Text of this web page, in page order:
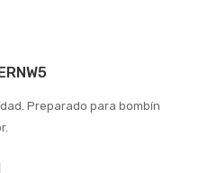
Preparado para bombín